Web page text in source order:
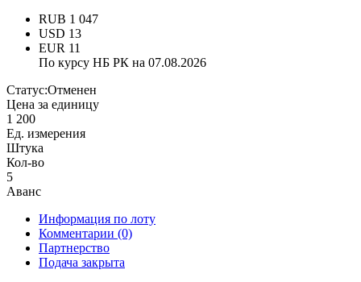
RUB 1 047
USD 13
EUR 11
По курсу НБ РК на 07.08.2026
Статус:Отменен
Цена за единицу
1 200
Ед. измерения
Штука
Кол-во
5
Аванс
Информация по лоту
Комментарии (0)
Партнерство
Подача закрыта